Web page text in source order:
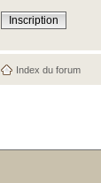
Inscription
Index du forum